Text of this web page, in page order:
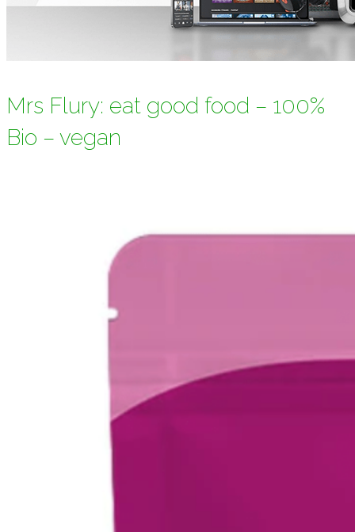
Mrs Flury: eat good food – 100%
Bio – vegan